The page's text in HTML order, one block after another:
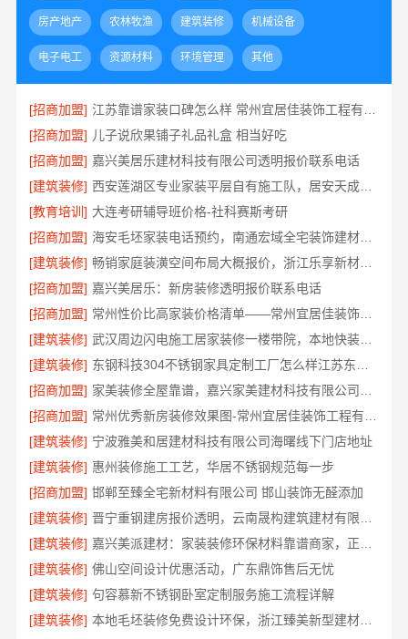
房产地产 农林牧渔 建筑装修 机械设备
电子电工 资源材料 环境管理 其他
[招商加盟]
[招商加盟] 儿子说欣果铺子礼品礼盒 相当好吃
[招商加盟] 嘉兴美居乐建材科技有限公司透明报价联系电话
[建筑装修]
西安莲湖区专业家装平层自有施工队，居安天成建筑工程有限责任公司
[教育培训] 大连考研辅导班价格-社科赛斯考研
[招商加盟]
海安毛坯家装电话预约，南通宏域全宅装饰建材免费设计
[建筑装修]
畅销家庭装潢空间布局大概报价，浙江乐享新材料有限公司透明报价
[招商加盟] 嘉兴美居乐：新房装修透明报价联系电话
[招商加盟]
常州性价比高家装价格清单——常州宜居佳装饰工程有限公司分享
[建筑装修]
武汉周边闪电施工居家装修一楼带院，本地快装（湖北）科技有限公司
[建筑装修]
[招商加盟]
[招商加盟]
[建筑装修] 宁波雅美和居建材科技有限公司海曙线下门店地址
[建筑装修] 惠州装修施工工艺，华居不锈钢规范每一步
[招商加盟] 邯郸至臻全宅新材料有限公司 邯山装饰无醛添加
[建筑装修]
[建筑装修]
[建筑装修] 佛山空间设计优惠活动，广东鼎饰售后无忧
[建筑装修] 句容慕新不锈钢卧室定制服务施工流程详解
[建筑装修]
本地毛坯装修免费设计环保，浙江臻美新型建材有限公司省心装新家